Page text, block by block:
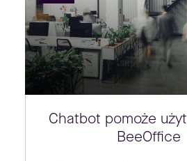
Chatbot pomoże
BeeOffice